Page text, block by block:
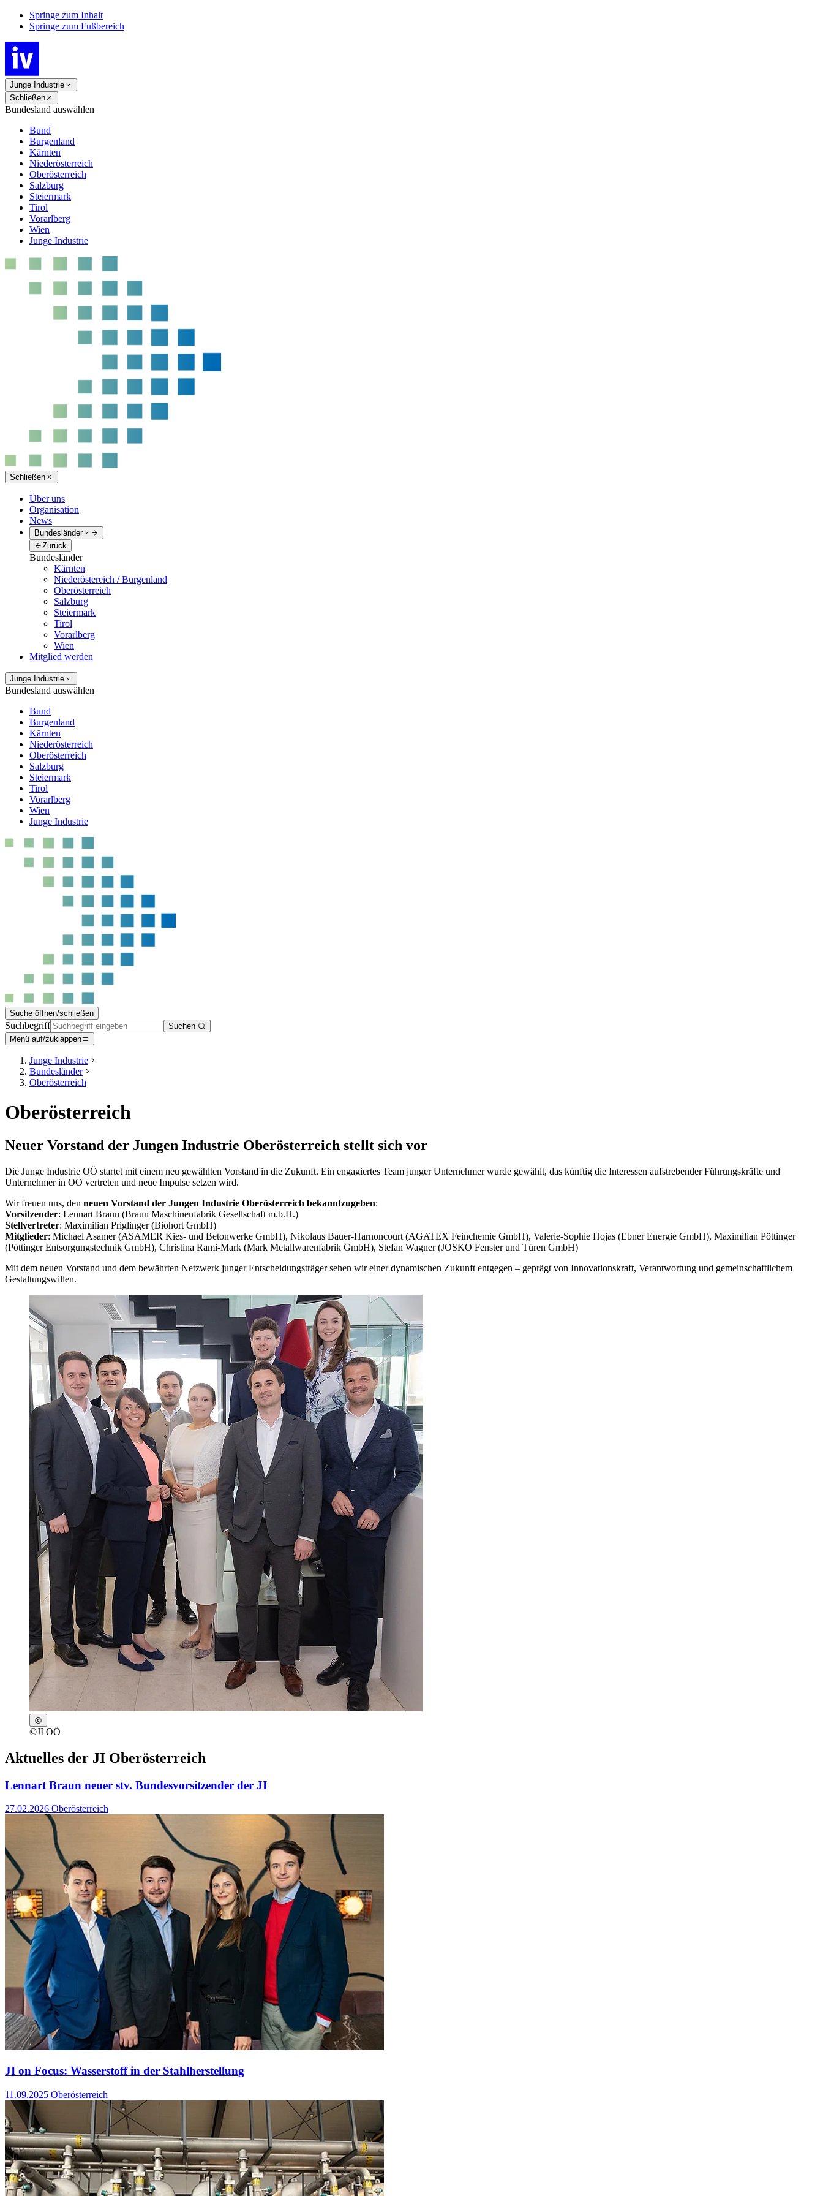
Springe zum Inhalt
Springe zum Fußbereich
Junge Industrie
Schließen
Bundesland auswählen
Bund
Burgenland
Kärnten
Niederösterreich
Oberösterreich
Salzburg
Steiermark
Tirol
Vorarlberg
Wien
Junge Industrie
Schließen
Über uns
Organisation
News
Bundesländer
Zurück
Bundesländer
Kärnten
Niederöstereich / Burgenland
Oberösterreich
Salzburg
Steiermark
Tirol
Vorarlberg
Wien
Mitglied werden
Junge Industrie
Bundesland auswählen
Bund
Burgenland
Kärnten
Niederösterreich
Oberösterreich
Salzburg
Steiermark
Tirol
Vorarlberg
Wien
Junge Industrie
Suche öffnen/schließen
Suchbegriff
Suchen
Menü auf/zuklappen
Junge Industrie
Bundesländer
Oberösterreich
Oberösterreich
Neuer Vorstand der Jungen Industrie Oberösterreich stellt sich vor
Die Junge Industrie OÖ startet mit einem neu gewählten Vorstand in die Zukunft. Ein engagiertes Team junger Unternehmer wurde gewählt, das künftig die Interessen aufstrebender Führungskräfte und
Unternehmer in OÖ vertreten und neue Impulse setzen wird.
Wir freuen uns, den neuen Vorstand der Jungen Industrie Oberösterreich bekanntzugeben:
Vorsitzender: Lennart Braun (Braun Maschinenfabrik Gesellschaft m.b.H.)
Stellvertreter: Maximilian Priglinger (Biohort GmbH)
Mitglieder: Michael Asamer (ASAMER Kies- und Betonwerke GmbH), Nikolaus Bauer-Harnoncourt (AGATEX Feinchemie GmbH), Valerie-Sophie Hojas (Ebner Energie GmbH), Maximilian Pöttinger
(Pöttinger Entsorgungstechnik GmbH), Christina Rami-Mark (Mark Metallwarenfabrik GmbH), Stefan Wagner (JOSKO Fenster und Türen GmbH)
Mit dem neuen Vorstand und dem bewährten Netzwerk junger Entscheidungsträger sehen wir einer dynamischen Zukunft entgegen – geprägt von Innovationskraft, Verantwortung und gemeinschaftlichem
Gestaltungswillen.
©JI OÖ
Aktuelles der JI Oberösterreich
Lennart Braun neuer stv. Bundesvorsitzender der JI
27.02.2026 Oberösterreich
JI on Focus: Wasserstoff in der Stahlherstellung
11.09.2025 Oberösterreich